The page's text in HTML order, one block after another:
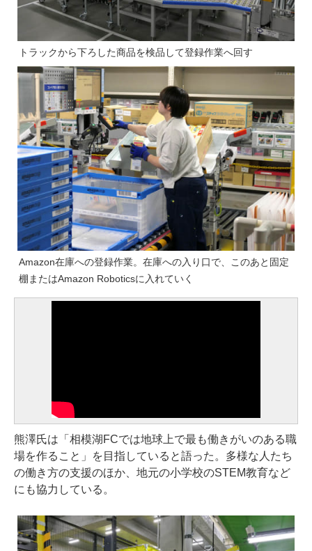
トラックから下ろした商品を検品して登録作業へ回す
Amazon在庫への登録作業。在庫への入り口で、このあと固定
棚またはAmazon Roboticsに入れていく
熊澤氏は「相模湖FCでは地球上で最も働きがいのある職
場を作ること」を目指していると語った。多様な人たち
の働き方の支援のほか、地元の小学校のSTEM教育など
にも協力している。